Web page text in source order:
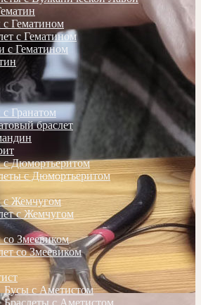
с Гематином
с Гематином
с Гематином
с Гранатом
браслет
с Дюмортьеритом
с Дюмортьеритом
с Жемчугом
с Жемчугом
Змеевиком
со Змеевиком
Бусы с Аметистом
Браслеты с Аметистом